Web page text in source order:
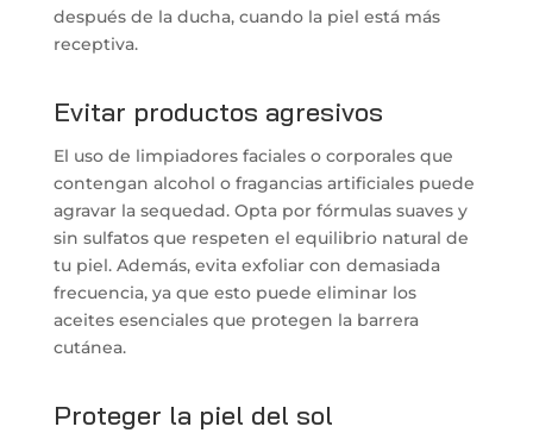
después de la ducha, cuando la piel está más
receptiva.
Evitar productos agresivos
El uso de limpiadores faciales o corporales que
contengan alcohol o fragancias artificiales puede
agravar la sequedad. Opta por fórmulas suaves y
sin sulfatos que respeten el equilibrio natural de
tu piel. Además, evita exfoliar con demasiada
frecuencia, ya que esto puede eliminar los
aceites esenciales que protegen la barrera
cutánea.
Proteger la piel del sol